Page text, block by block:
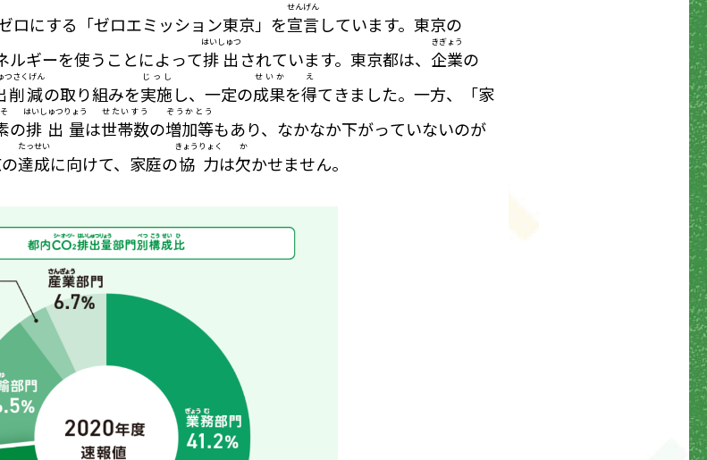
ロにする「ゼロエミッション東京」を宣言
せんげん
しています。東京の
ルギーを使うことによって排出
はいしゅつ
されています。東京都は、 企業
きぎょう
の
削減
つさくげん
の取り組みを実施
じっし
し、一定の成果
せいか
を得
え
てきました。一方、「家
の排出量
はいしゅつりょう
は世帯数
せたいすう
の増加等
ぞうかとう
もあり、なかなか下がっていないのが
達成
たっせい
に向けて、家庭の協力
きょうりょく
は欠
か
かせません。